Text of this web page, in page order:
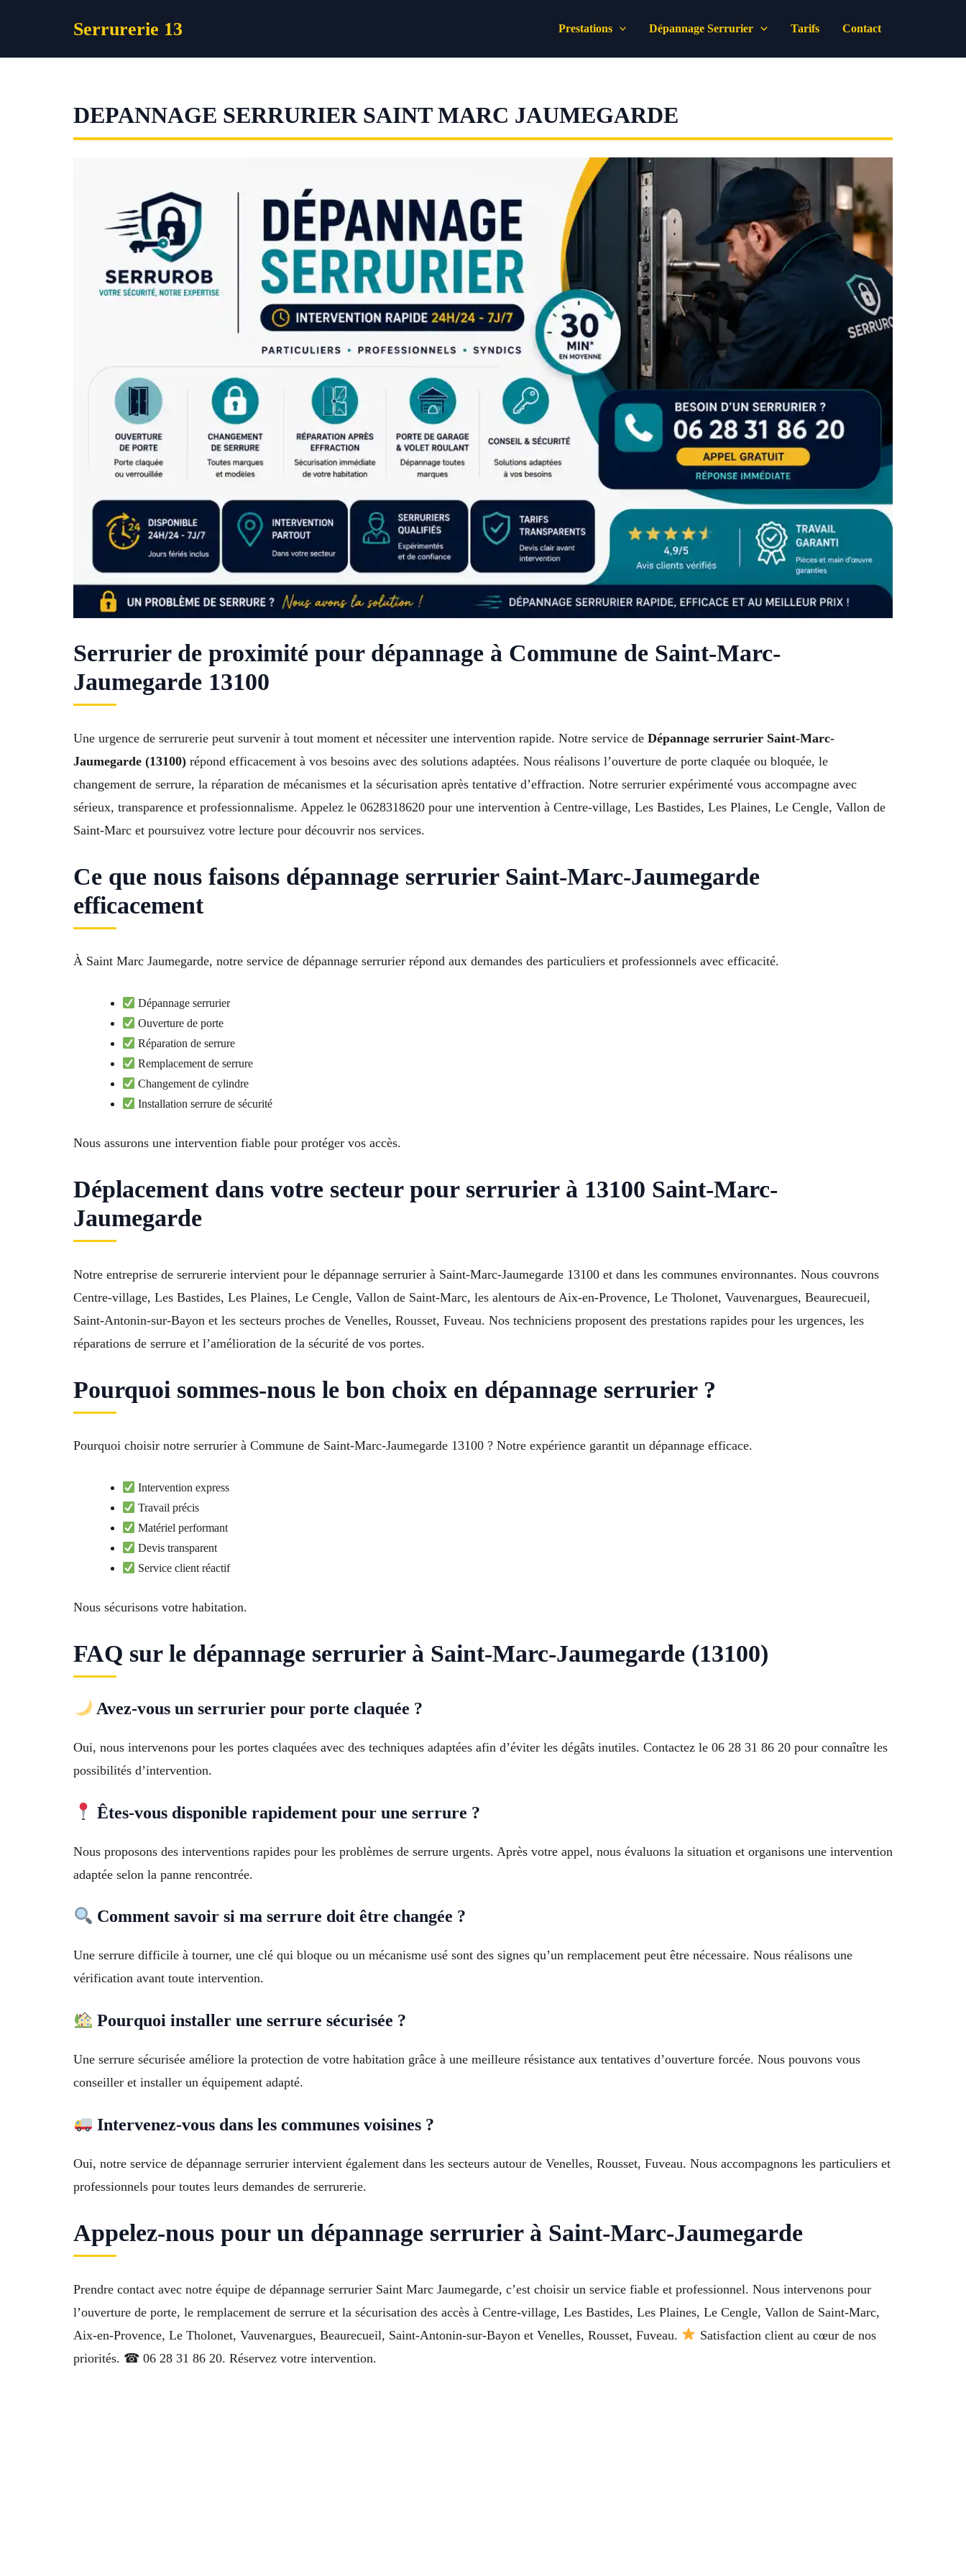
Serrurerie 13 Prestations Dépannage Serrurier Tarifs Contact
DEPANNAGE SERRURIER SAINT MARC JAUMEGARDE
Serrurier de proximité pour dépannage à Commune de Saint-Marc-
Jaumegarde 13100
Une urgence de serrurerie peut survenir à tout moment et nécessiter une intervention rapide. Notre service de Dépannage serrurier Saint-Marc-
Jaumegarde (13100) répond efficacement à vos besoins avec des solutions adaptées. Nous réalisons l’ouverture de porte claquée ou bloquée, le
changement de serrure, la réparation de mécanismes et la sécurisation après tentative d’effraction. Notre serrurier expérimenté vous accompagne avec
sérieux, transparence et professionnalisme. Appelez le 0628318620 pour une intervention à Centre-village, Les Bastides, Les Plaines, Le Cengle, Vallon de
Saint-Marc et poursuivez votre lecture pour découvrir nos services.
Ce que nous faisons dépannage serrurier Saint-Marc-Jaumegarde
efficacement
À Saint Marc Jaumegarde, notre service de dépannage serrurier répond aux demandes des particuliers et professionnels avec efficacité.
Dépannage serrurier
Ouverture de porte
Réparation de serrure
Remplacement de serrure
Changement de cylindre
Installation serrure de sécurité
Nous assurons une intervention fiable pour protéger vos accès.
Déplacement dans votre secteur pour serrurier à 13100 Saint-Marc-
Jaumegarde
Notre entreprise de serrurerie intervient pour le dépannage serrurier à Saint-Marc-Jaumegarde 13100 et dans les communes environnantes. Nous couvrons
Centre-village, Les Bastides, Les Plaines, Le Cengle, Vallon de Saint-Marc, les alentours de Aix-en-Provence, Le Tholonet, Vauvenargues, Beaurecueil,
Saint-Antonin-sur-Bayon et les secteurs proches de Venelles, Rousset, Fuveau. Nos techniciens proposent des prestations rapides pour les urgences, les
réparations de serrure et l’amélioration de la sécurité de vos portes.
Pourquoi sommes-nous le bon choix en dépannage serrurier ?
Pourquoi choisir notre serrurier à Commune de Saint-Marc-Jaumegarde 13100 ? Notre expérience garantit un dépannage efficace.
Intervention express
Travail précis
Matériel performant
Devis transparent
Service client réactif
Nous sécurisons votre habitation.
FAQ sur le dépannage serrurier à Saint-Marc-Jaumegarde (13100)
Avez-vous un serrurier pour porte claquée ?
Oui, nous intervenons pour les portes claquées avec des techniques adaptées afin d’éviter les dégâts inutiles. Contactez le 06 28 31 86 20 pour connaître les
possibilités d’intervention.
Êtes-vous disponible rapidement pour une serrure ?
Nous proposons des interventions rapides pour les problèmes de serrure urgents. Après votre appel, nous évaluons la situation et organisons une intervention
adaptée selon la panne rencontrée.
Comment savoir si ma serrure doit être changée ?
Une serrure difficile à tourner, une clé qui bloque ou un mécanisme usé sont des signes qu’un remplacement peut être nécessaire. Nous réalisons une
vérification avant toute intervention.
Pourquoi installer une serrure sécurisée ?
Une serrure sécurisée améliore la protection de votre habitation grâce à une meilleure résistance aux tentatives d’ouverture forcée. Nous pouvons vous
conseiller et installer un équipement adapté.
Intervenez-vous dans les communes voisines ?
Oui, notre service de dépannage serrurier intervient également dans les secteurs autour de Venelles, Rousset, Fuveau. Nous accompagnons les particuliers et
professionnels pour toutes leurs demandes de serrurerie.
Appelez-nous pour un dépannage serrurier à Saint-Marc-Jaumegarde
Prendre contact avec notre équipe de dépannage serrurier Saint Marc Jaumegarde, c’est choisir un service fiable et professionnel. Nous intervenons pour
l’ouverture de porte, le remplacement de serrure et la sécurisation des accès à Centre-village, Les Bastides, Les Plaines, Le Cengle, Vallon de Saint-Marc,
Aix-en-Provence, Le Tholonet, Vauvenargues, Beaurecueil, Saint-Antonin-sur-Bayon et Venelles, Rousset, Fuveau.
Satisfaction client au cœur de nos
priorités. ☎ 06 28 31 86 20. Réservez votre intervention.